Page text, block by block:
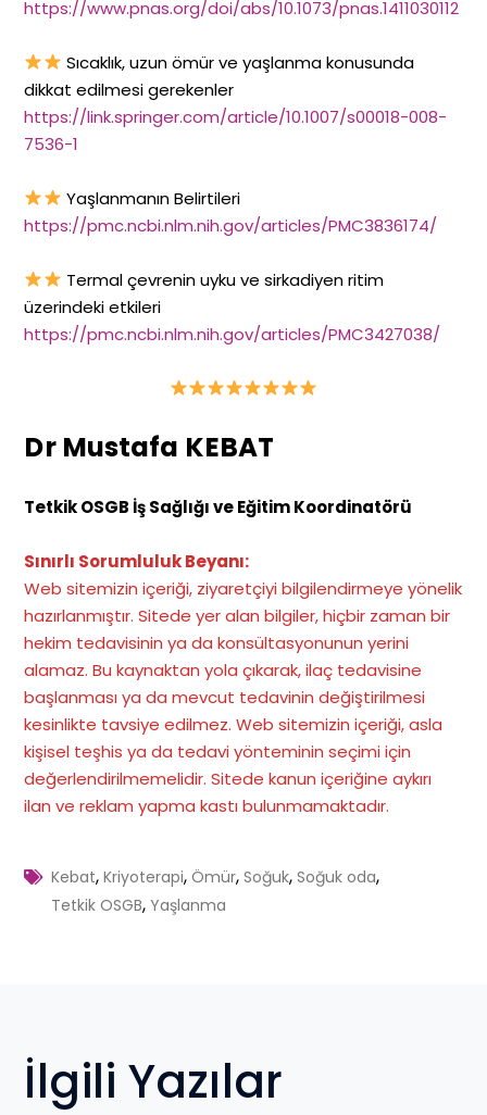
https://www.pnas.org/doi/abs/10.1073/pnas.1411030112
Sıcaklık, uzun ömür ve yaşlanma konusunda
dikkat edilmesi gerekenler
https://link.springer.com/article/10.1007/s00018-008-
7536-1
Yaşlanmanın Belirtileri
https://pmc.ncbi.nlm.nih.gov/articles/PMC3836174/
Termal çevrenin uyku ve sirkadiyen ritim
üzerindeki etkileri
https://pmc.ncbi.nlm.nih.gov/articles/PMC3427038/
Dr Mustafa KEBAT
Tetkik OSGB İş Sağlığı ve Eğitim Koordinatörü
Sınırlı Sorumluluk Beyanı:
Web sitemizin içeriği, ziyaretçiyi bilgilendirmeye yönelik
hazırlanmıştır. Sitede yer alan bilgiler, hiçbir zaman bir
hekim tedavisinin ya da konsültasyonunun yerini
alamaz. Bu kaynaktan yola çıkarak, ilaç tedavisine
başlanması ya da mevcut tedavinin değiştirilmesi
kesinlikte tavsiye edilmez. Web sitemizin içeriği, asla
kişisel teşhis ya da tedavi yönteminin seçimi için
değerlendirilmemelidir. Sitede kanun içeriğine aykırı
ilan ve reklam yapma kastı bulunmamaktadır.
Kebat,Kriyoterapi,Ömür,Soğuk,Soğuk oda,
Tetkik OSGB,Yaşlanma
İlgili Yazılar